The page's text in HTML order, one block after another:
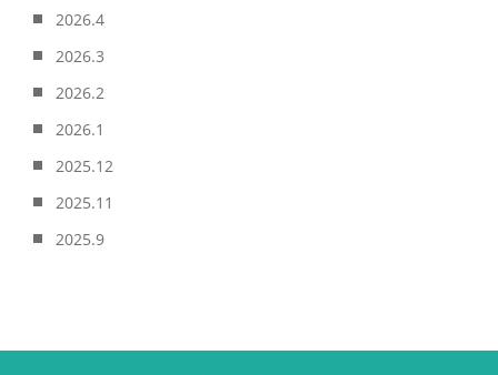
2026.4
2026.3
2026.2
2026.1
2025.12
2025.11
2025.9